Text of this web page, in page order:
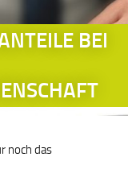
BEI
noch das